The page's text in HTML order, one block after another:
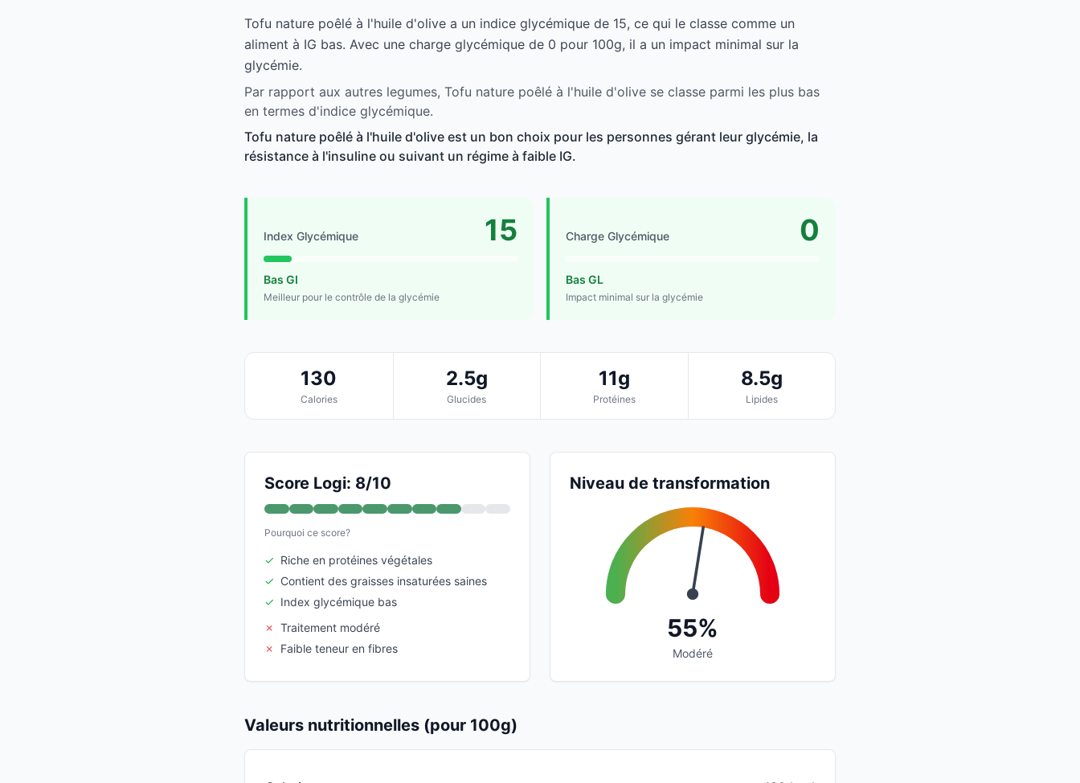
Tofu nature poêlé à l'huile d'olive a un indice glycémique de 15, ce qui le classe comme un
aliment à IG bas. Avec une charge glycémique de 0 pour 100g, il a un impact minimal sur la
glycémie.
Par rapport aux autres legumes, Tofu nature poêlé à l'huile d'olive se classe parmi les plus bas
en termes d'indice glycémique.
Tofu nature poêlé à l'huile d'olive est un bon choix pour les personnes gérant leur glycémie, la
résistance à l'insuline ou suivant un régime à faible IG.
Index Glycémique 15
Bas GI
Meilleur pour le contrôle de la glycémie
Charge Glycémique 0
Bas GL
Impact minimal sur la glycémie
130
Calories
2.5g
Glucides
11g
Protéines
8.5g
Lipides
Score Logi: 8/10
Pourquoi ce score?
✓ Riche en protéines végétales
✓ Contient des graisses insaturées saines
✓ Index glycémique bas
✗ Traitement modéré
✗
Faible teneur en fibres
Niveau de transformation
55%
Modéré
Valeurs nutritionnelles (pour 100g)